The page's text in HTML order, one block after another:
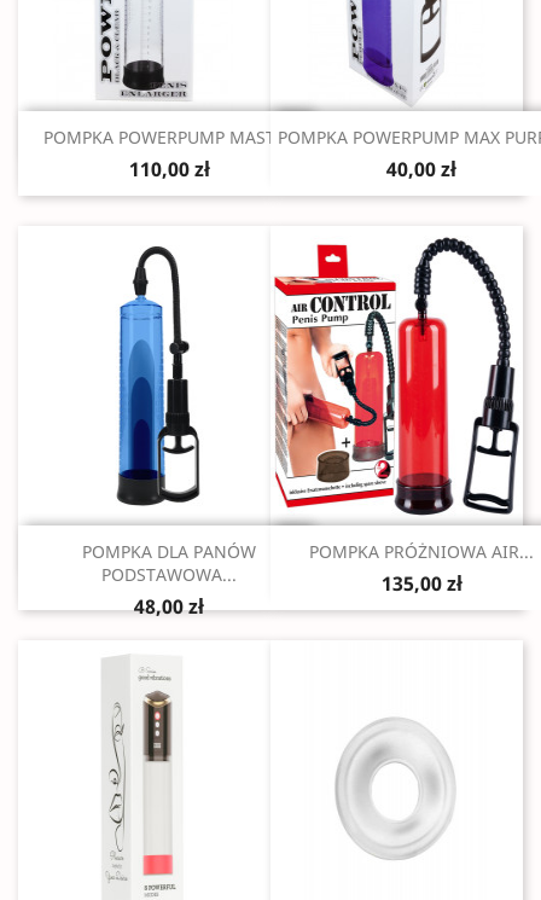
Szybki podgląd
POMPKA POWERPUMP MASTER
110,00 zł
Szybki podgląd
POMPKA POWERPUMP MAX
40,00 zł
Szybki podgląd
POMPKA DLA PANÓW
PODSTAWOWA...
48,00 zł
Szybki podgląd
POMPKA PRÓŻNIOWA AIR...
135,00 zł